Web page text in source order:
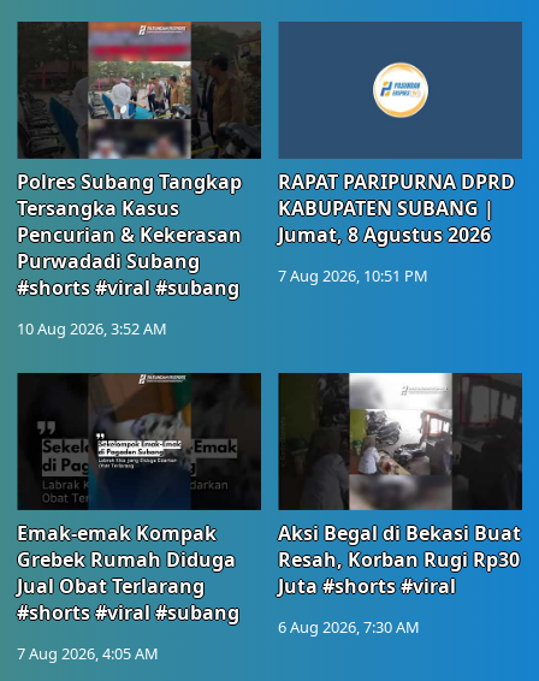
Polres Subang Tangkap
Tersangka Kasus
Pencurian & Kekerasan
Purwadadi Subang
#shorts #viral #subang
10 Aug 2026, 3:52 AM
RAPAT PARIPURNA DPRD
KABUPATEN SUBANG |
Jumat, 8 Agustus 2026
7 Aug 2026, 10:51 PM
Emak-emak Kompak
Grebek Rumah Diduga
Jual Obat Terlarang
#shorts #viral #subang
7 Aug 2026, 4:05 AM
Aksi Begal di Bekasi Buat
Resah, Korban Rugi Rp30
Juta #shorts #viral
6 Aug 2026, 7:30 AM